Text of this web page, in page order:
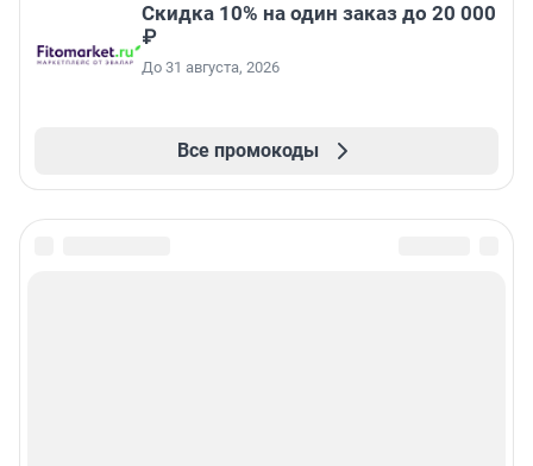
Скидка 10% на один заказ до 20 000
₽
До 31 августа, 2026
Все промокоды